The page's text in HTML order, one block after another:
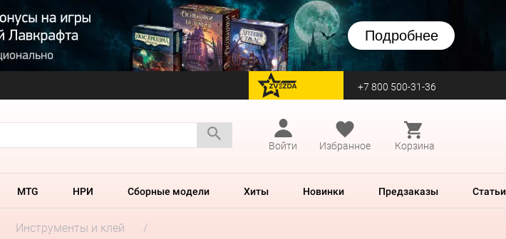
Подробнее
перейти на Zvezda +7 800 500-31-36
Войти
Избранное Корзина
MTG НРИ Сборные модели Хиты Новинки Предзаказы Статьи
Инструменты и клей